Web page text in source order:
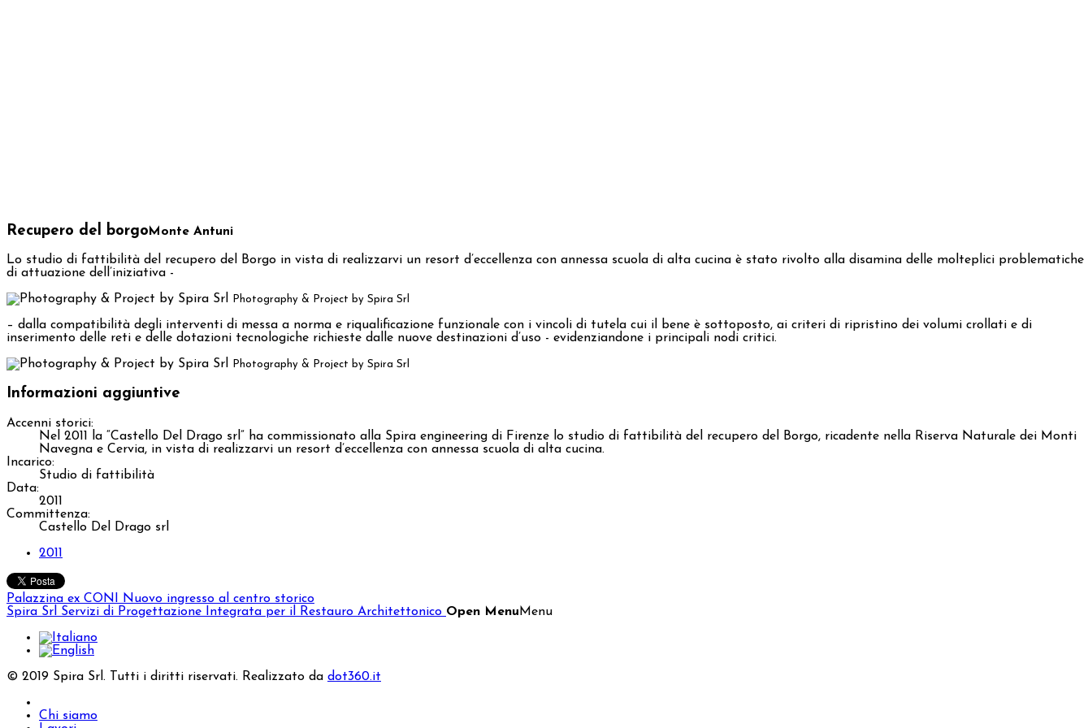
Recupero del borgoMonte Antuni
Lo studio di fattibilità del recupero del Borgo in vista di realizzarvi un resort d’eccellenza con annessa scuola di alta cucina è stato rivolto alla disamina delle molteplici problematiche
di attuazione dell’iniziativa -
Photography & Project by Spira Srl
– dalla compatibilità degli interventi di messa a norma e riqualificazione funzionale con i vincoli di tutela cui il bene è sottoposto, ai criteri di ripristino dei volumi crollati e di
inserimento delle reti e delle dotazioni tecnologiche richieste dalle nuove destinazioni d’uso - evidenziandone i principali nodi critici.
Photography & Project by Spira Srl
Informazioni aggiuntive
Accenni storici:
Nel 2011 la “Castello Del Drago srl” ha commissionato alla Spira engineering di Firenze lo studio di fattibilità del recupero del Borgo, ricadente nella Riserva Naturale dei Monti
Navegna e Cervia, in vista di realizzarvi un resort d’eccellenza con annessa scuola di alta cucina.
Incarico:
Studio di fattibilità
Data:
2011
Committenza:
Castello Del Drago srl
2011
Palazzina ex CONI
Nuovo ingresso al centro storico
Spira Srl
Servizi di Progettazione Integrata per il Restauro Architettonico Open Menu Menu
© 2019 Spira Srl. Tutti i diritti riservati. Realizzato da dot360.it
Chi siamo